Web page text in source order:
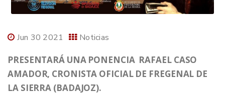
Jun 30 2021 Noticias
PRESENTARÁ UNA PONENCIA RAFAEL CASO
AMADOR, CRONISTA OFICIAL DE FREGENAL DE
LA SIERRA (BADAJOZ).